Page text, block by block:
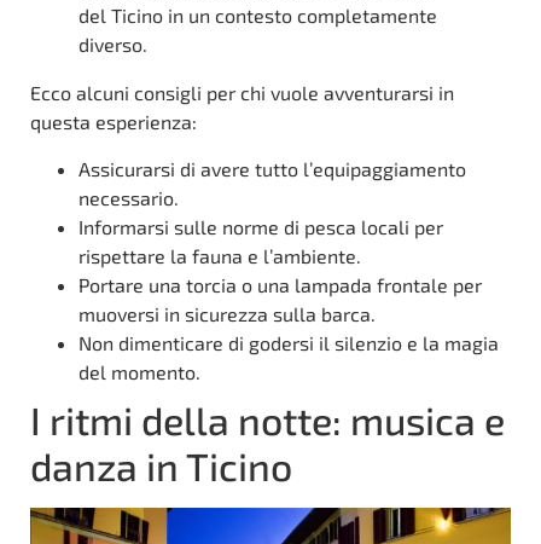
del Ticino in un contesto completamente
diverso.
Ecco alcuni consigli per chi vuole avventurarsi in
questa esperienza:
Assicurarsi di avere tutto l’equipaggiamento
necessario.
Informarsi sulle norme di pesca locali per
rispettare la fauna e l’ambiente.
Portare una torcia o una lampada frontale per
muoversi in sicurezza sulla barca.
Non dimenticare di godersi il silenzio e la magia
del momento.
I ritmi della notte: musica e
danza in Ticino